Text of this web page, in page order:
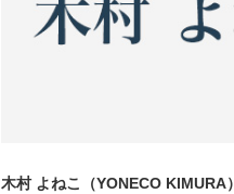
木村 よねこ（YONECO KIMURA）